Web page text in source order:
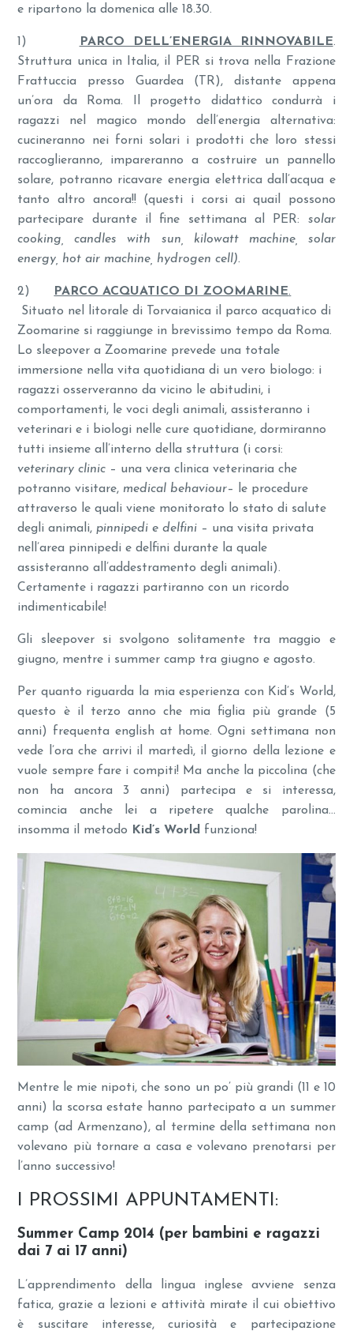
e ripartono la domenica alle 18.30.
1) PARCO DELL’ENERGIA RINNOVABILE.
Struttura unica in Italia, il PER si trova nella Frazione
Frattuccia presso Guardea (TR), distante appena
un’ora da Roma. Il progetto didattico condurrà i
ragazzi nel magico mondo dell’energia alternativa:
cucineranno nei forni solari i prodotti che loro stessi
raccoglieranno, impareranno a costruire un pannello
solare, potranno ricavare energia elettrica dall’acqua e
tanto altro ancora!! (questi i corsi ai quail possono
partecipare durante il fine settimana al PER: solar
cooking, candles with sun, kilowatt machine, solar
energy, hot air machine, hydrogen cell).
2) PARCO ACQUATICO DI ZOOMARINE.
Situato nel litorale di Torvaianica il parco acquatico di
Zoomarine si raggiunge in brevissimo tempo da Roma.
Lo sleepover a Zoomarine prevede una totale
immersione nella vita quotidiana di un vero biologo: i
ragazzi osserveranno da vicino le abitudini, i
comportamenti, le voci degli animali, assisteranno i
veterinari e i biologi nelle cure quotidiane, dormiranno
tutti insieme all’interno della struttura (i corsi:
veterinary clinic – una vera clinica veterinaria che
potranno visitare, medical behaviour– le procedure
attraverso le quali viene monitorato lo stato di salute
degli animali, pinnipedi e delfini – una visita privata
nell’area pinnipedi e delfini durante la quale
assisteranno all’addestramento degli animali).
Certamente i ragazzi partiranno con un ricordo
indimenticabile!
Gli sleepover si svolgono solitamente tra maggio e
giugno, mentre i summer camp tra giugno e agosto.
Per quanto riguarda la mia esperienza con Kid’s World,
questo è il terzo anno che mia figlia più grande (5
anni) frequenta english at home. Ogni settimana non
vede l’ora che arrivi il martedì, il giorno della lezione e
vuole sempre fare i compiti! Ma anche la piccolina (che
non ha ancora 3 anni) partecipa e si interessa,
comincia anche lei a ripetere qualche parolina…
insomma il metodo
Kid’s World funziona!
Mentre le mie nipoti, che sono un po’ più grandi (11 e 10
anni) la scorsa estate hanno partecipato a un summer
camp (ad Armenzano), al termine della settimana non
volevano più tornare a casa e volevano prenotarsi per
l’anno successivo!
I PROSSIMI APPUNTAMENTI:
Summer Camp 2014 (per bambini e ragazzi
dai 7 ai 17 anni)
L’apprendimento della lingua inglese avviene senza
fatica, grazie a lezioni e attività mirate il cui obiettivo
è suscitare interesse, curiosità e partecipazione